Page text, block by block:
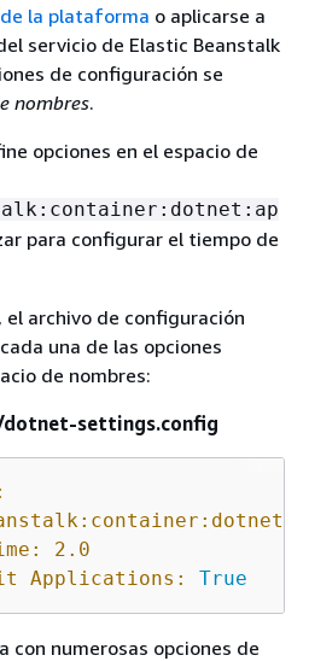
la plataforma o aplicarse a
servicio de Elastic Beanstalk
de configuración se
nombres.
opciones en el espacio de
para configurar el tiempo de
archivo de configuración
una de las opciones
de nombres:
dotnet-settings.config
2.0
Applications:
True
con numerosas opciones de